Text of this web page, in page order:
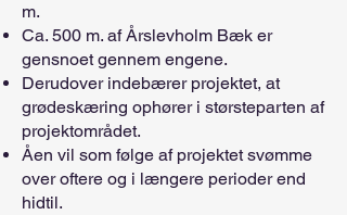
m.
Ca. 500 m. af Årslevholm Bæk er
gensnoet gennem engene.
Derudover indebærer projektet, at
grødeskæring ophører i størsteparten af
projektområdet.
Åen vil som følge af projektet svømme
over oftere og i længere perioder end
hidtil.